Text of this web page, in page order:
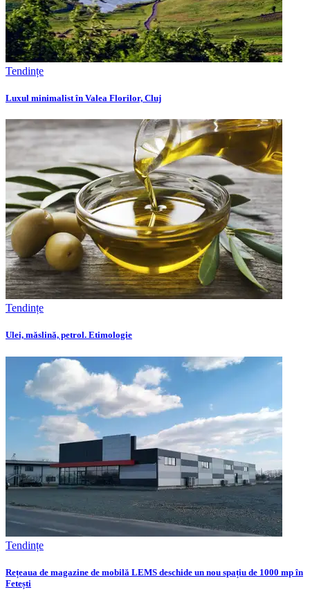
Tendințe
Luxul minimalist în Valea Florilor, Cluj
Tendințe
Ulei, măslină, petrol. Etimologie
Tendințe
Rețeaua de magazine de mobilă LEMS deschide un nou spațiu de 1000 mp în
Fetești